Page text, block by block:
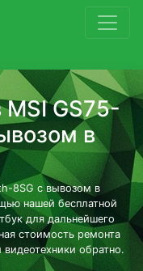
GS75-
в
8SG с вывозом в
нашей бесплатной
для дальнейшего
стоимость ремонта
обратно.